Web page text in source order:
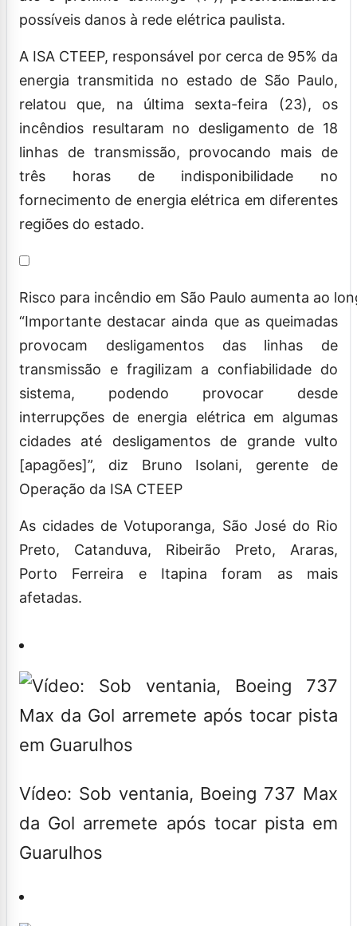
possíveis danos à rede elétrica paulista.
A ISA CTEEP, responsável por cerca de 95% da
energia transmitida no estado de São Paulo,
relatou que, na última sexta-feira (23), os
incêndios resultaram no desligamento de 18
linhas de transmissão, provocando mais de
três horas de indisponibilidade no
fornecimento de energia elétrica em diferentes
regiões do estado.
Risco para incêndio em São Paulo aumenta ao
“Importante destacar ainda que as queimadas
provocam desligamentos das linhas de
transmissão e fragilizam a confiabilidade do
sistema, podendo provocar desde
interrupções de energia elétrica em algumas
cidades até desligamentos de grande vulto
[apagões]”, diz Bruno Isolani, gerente de
Operação da ISA CTEEP
As cidades de Votuporanga, São José do Rio
Preto, Catanduva, Ribeirão Preto, Araras,
Porto Ferreira e Itapina foram as mais
afetadas.
Vídeo: Sob ventania, Boeing 737 Max
da Gol arremete após tocar pista em
Guarulhos